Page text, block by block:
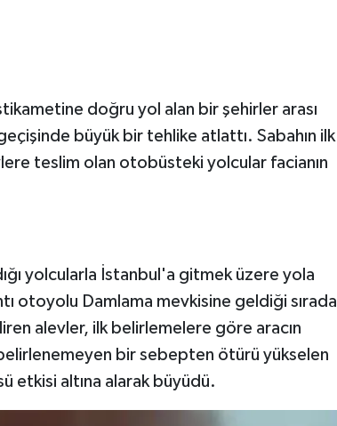
doğru yol alan bir şehirler arası
büyük bir tehlike atlattı. Sabahın ilk
teslim olan otobüsteki yolcular facianın
yolcularla İstanbul'a gitmek üzere yola
otoyolu Damlama mevkisine geldiği sırada
alevler, ilk belirlemelere göre aracın
bir sebepten ötürü yükselen
etkisi altına alarak büyüdü.